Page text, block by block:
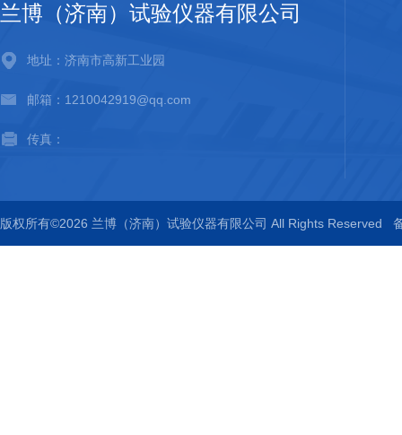
兰博（济南）试验仪器有限公司
地址：济南市高新工业园
邮箱：1210042919@qq.com
传真：
版权所有©2026 兰博（济南）试验仪器有限公司 All Rights Reserved